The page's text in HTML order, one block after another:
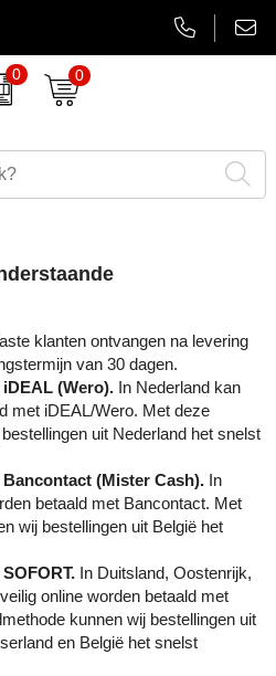
0 0
klanten ontvangen na levering
van 30 dagen.
(Wero). In Nederland kan
met iDEAL/Wero. Met deze
uit Nederland het snelst
(Mister Cash). In
betaald met Bancontact. Met
wij bestellingen uit België het
In Duitsland, Oostenrijk,
online worden betaald met
kunnen wij bestellingen uit
en België het snelst